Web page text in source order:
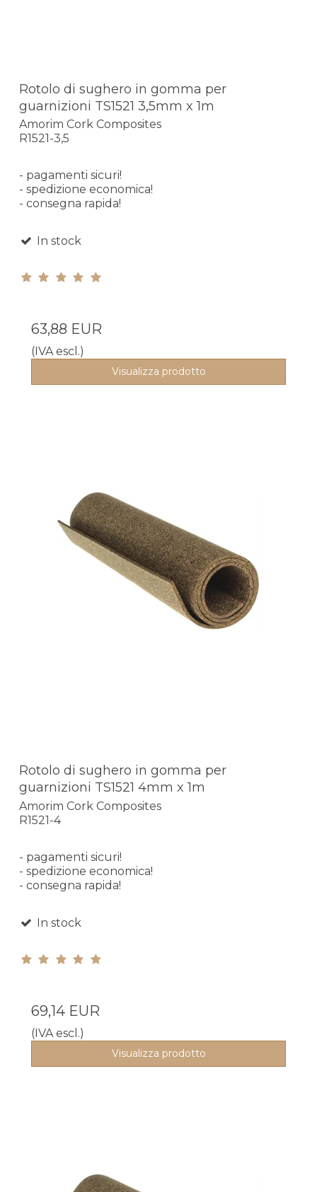
Rotolo di sughero in gomma per
guarnizioni TS1521 3,5mm x 1m
Amorim Cork Composites
R1521-3,5
- pagamenti sicuri!
- spedizione economica!
- consegna rapida!
In stock
63,88 EUR
(IVA escl.)
Visualizza prodotto
Rotolo di sughero in gomma per
guarnizioni TS1521 4mm x 1m
Amorim Cork Composites
R1521-4
- pagamenti sicuri!
- spedizione economica!
- consegna rapida!
In stock
69,14 EUR
(IVA escl.)
Visualizza prodotto